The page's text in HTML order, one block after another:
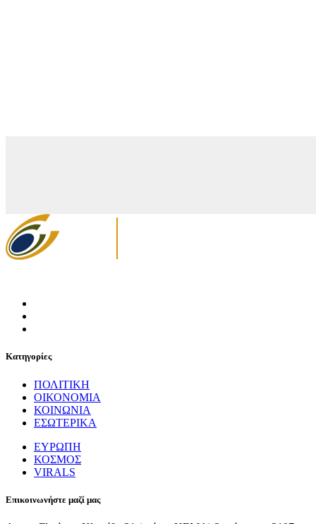
Κατηγορίες
ΠΟΛΙΤΙΚΗ
ΟΙΚΟΝΟΜΙΑ
ΚΟΙΝΩΝΙΑ
ΕΣΩΤΕΡΙΚΑ
ΕΥΡΩΠΗ
ΚΟΣΜΟΣ
VIRALS
Επικοινωνήστε μαζί μας